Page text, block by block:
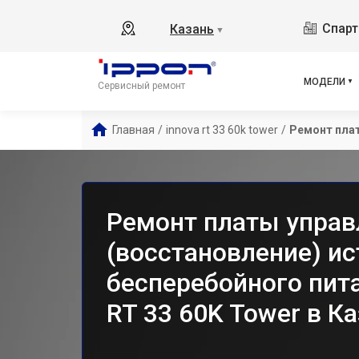
Казань ▼
Сервисный ремонт МОДЕЛИ
Главная / innova rt 33 60k tower / Ремонт
Ремонт платы
(восстановление)
бесперебойного
RT 33 60K Tower в